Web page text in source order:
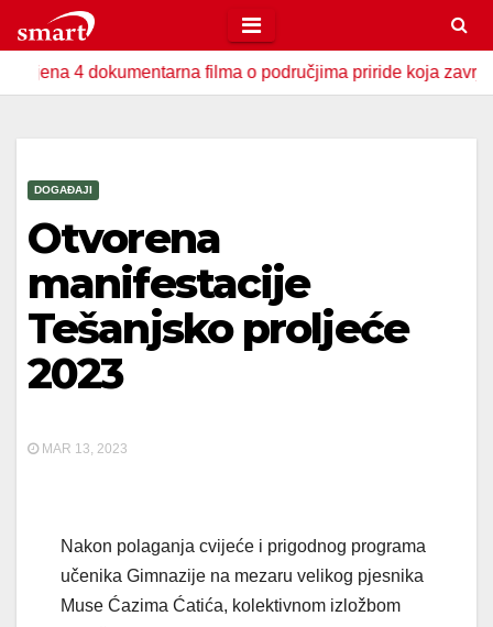
to
content
dokumentarna filma o područjima priride koja zavrjeđuju
DOGAĐAJI
Otvorena
manifestacije
Tešanjsko proljeće
2023
MAR 13, 2023
Nakon polaganja cvijeće i prigodnog programa
učenika Gimnazije na mezaru velikog pjesnika
Muse Ćazima Ćatića, kolektivnom izložbom